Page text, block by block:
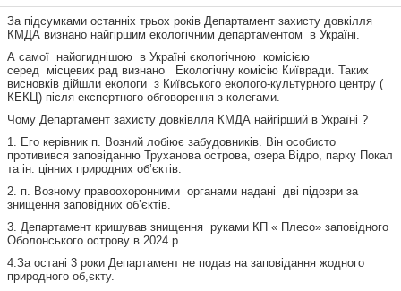
За підсумками останніх трьох років Департамент захисту довкілля
КМДА визнано найгіршим екологічним департаментом в Україні.
А самої найогиднішою в Україні єкологічною комісією
серед місцевих рад визнано Екологічну комісію Київради. Таких
висновків дійшли екологи з Київського еколого-культурного центру (
КЕКЦ) після експертного обговорення з колегами.
Чому Департамент захисту довківлля КМДА найгірший в Україні ?
1. Его керівник п. Возний лобіює забудовників. Він особисто
противився заповіданню Труханова острова, озера Відро, парку Покал
та ін. цінних природних об’єктів.
2. п. Возному правоохоронними органами надані дві підозри за
знищення заповідних об’єктів.
3. Департамент кришував знищення руками КП « Плесо» заповідного
Оболонського острову в 2024 р.
4.За остані 3 роки Департамент не подав на заповідання жодного
природного об,єкту.